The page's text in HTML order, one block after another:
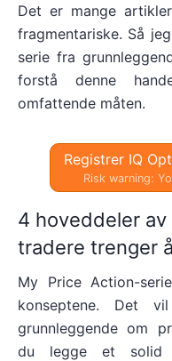
Det er mange
fragmentariske. Så
serie fra
forstå denne
omfattende måten.
Registrer IQ
Risk warning:
4 hoveddeler
tradere trenger
My Price Action-
konseptene. Det
grunnleggende om
du legge et